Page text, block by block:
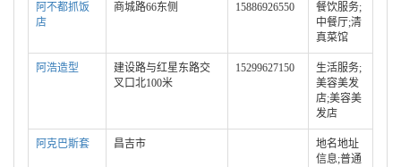
阿不都抓饭
店
商城路66东侧 15886926550
餐饮服务;
中餐厅;清
真菜馆
阿浩造型
建设路与红星东路交
叉口北100米
15299627150
生活服务;
美容美发
店;美容美
发店
阿克巴斯套 昌吉市
地名地址
信息;普通